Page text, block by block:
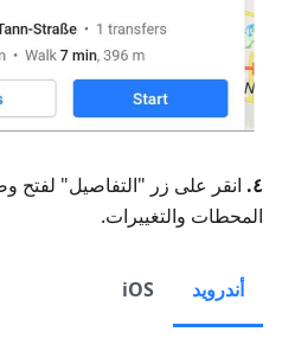
٤. انقر على زر "التفاصيل" لفتح
المحطات والتغييرات.
أندرويد iOS